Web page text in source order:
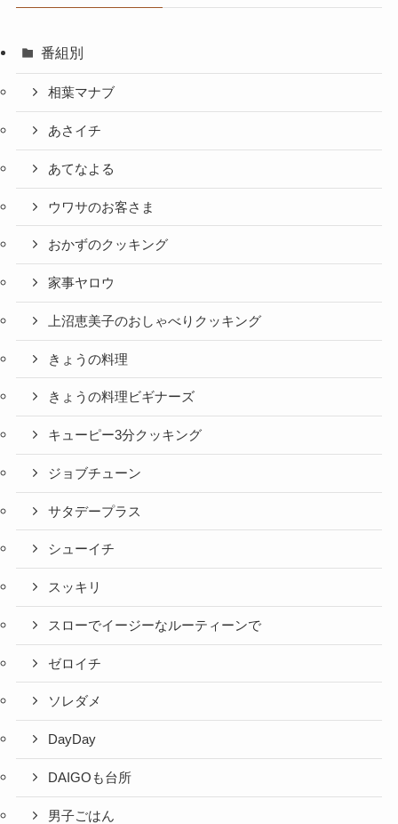
番組別
相葉マナブ
あさイチ
あてなよる
ウワサのお客さま
おかずのクッキング
家事ヤロウ
上沼恵美子のおしゃべりクッキング
きょうの料理
きょうの料理ビギナーズ
キューピー3分クッキング
ジョブチューン
サタデープラス
シューイチ
スッキリ
スローでイージーなルーティーンで
ゼロイチ
ソレダメ
DayDay
DAIGOも台所
男子ごはん